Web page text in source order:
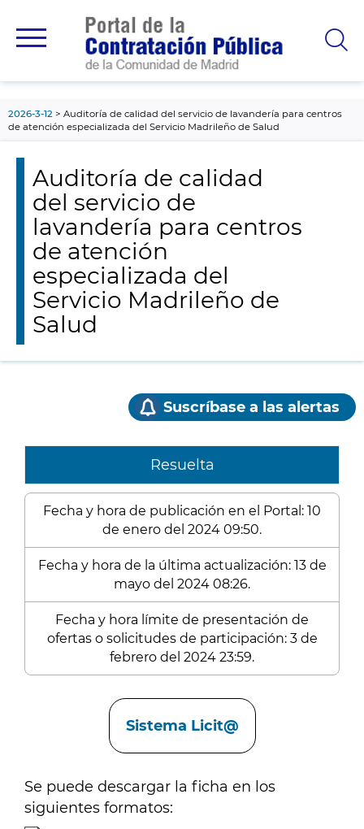
principal
2026-3-12
Auditoría de calidad del servicio de lavandería para centros
de atención especializada del Servicio Madrileño de Salud
Auditoría de calidad
del servicio de
lavandería para centros
de atención
especializada del
Servicio Madrileño de
Salud
Suscríbase a las alertas
Resuelta
Fecha y hora de publicación en el Portal: 10
de enero del 2024 09:50.
Fecha y hora de la última actualización: 13 de
mayo del 2024 08:26.
Fecha y hora límite de presentación de
ofertas o solicitudes de participación: 3 de
febrero del 2024 23:59.
Sistema Licit@
Se puede descargar la ficha en los
siguientes formatos: